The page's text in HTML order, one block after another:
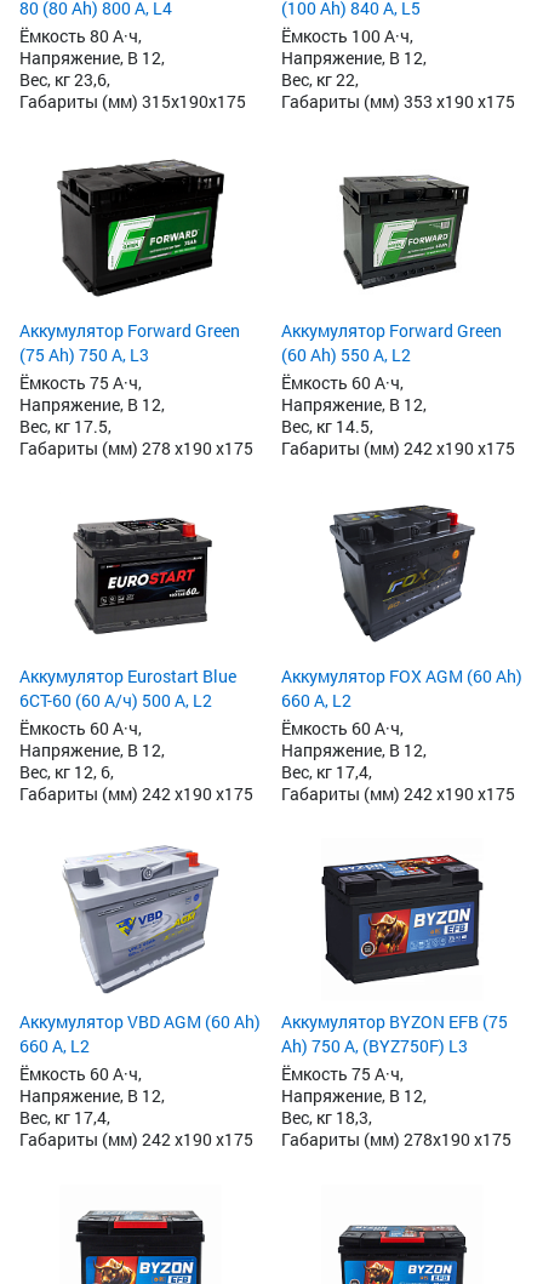
80 (80 Ah) 800 А, L4
Ёмкость 80 А·ч,
Напряжение, В 12,
Вес, кг 23,6,
Габариты (мм) 315x190x175
(100 Ah) 840 А, L5
Ёмкость 100 А·ч,
Напряжение, В 12,
Вес, кг 22,
Габариты (мм) 353 x190 x175
Аккумулятор Forward Green
(75 Ah) 750 А, L3
Ёмкость 75 А·ч,
Напряжение, В 12,
Вес, кг 17.5,
Габариты (мм) 278 x190 x175
Аккумулятор Forward Green
(60 Ah) 550 А, L2
Ёмкость 60 А·ч,
Напряжение, В 12,
Вес, кг 14.5,
Габариты (мм) 242 x190 x175
Аккумулятор Eurostart Blue
6CT-60 (60 А/ч) 500 А, L2
Ёмкость 60 А·ч,
Напряжение, В 12,
Вес, кг 12, 6,
Габариты (мм) 242 x190 x175
Аккумулятор FOX AGM (60 Ah)
660 А, L2
Ёмкость 60 А·ч,
Напряжение, В 12,
Вес, кг 17,4,
Габариты (мм) 242 x190 x175
Аккумулятор VBD AGM (60 Ah)
660 А, L2
Ёмкость 60 А·ч,
Напряжение, В 12,
Вес, кг 17,4,
Габариты (мм) 242 x190 x175
Аккумулятор BYZON EFB (75
Ah) 750 А, (BYZ750F) L3
Ёмкость 75 А·ч,
Напряжение, В 12,
Вес, кг 18,3,
Габариты (мм) 278x190 x175